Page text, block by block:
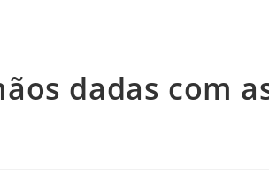
dadas com